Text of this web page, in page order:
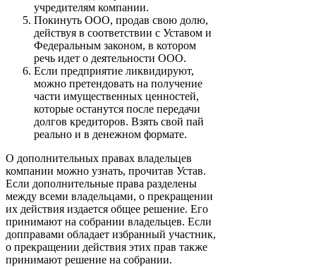
учредителям компании.
Покинуть ООО, продав свою долю,
действуя в соответствии с Уставом и
Федеральным законом, в котором
речь идет о деятельности ООО.
Если предприятие ликвидируют,
можно претендовать на получение
части имущественных ценностей,
которые останутся после передачи
долгов кредиторов. Взять свой пай
реально и в денежном формате.
О дополнительных правах владельцев
компании можно узнать, прочитав Устав.
Если дополнительные права разделены
между всеми владельцами, о прекращении
их действия издается общее решение. Его
принимают на собрании владельцев. Если
допправами обладает избранный участник,
о прекращении действия этих прав также
принимают решение на собрании.